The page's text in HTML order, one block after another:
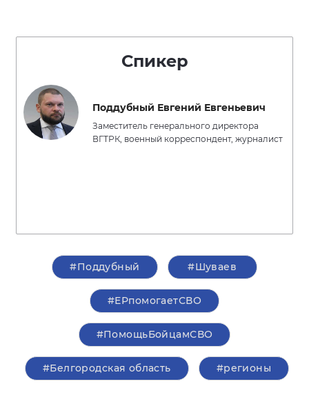
Спикер
Поддубный Евгений Евгеньевич
Заместитель генерального директора
ВГТРК, военный корреспондент, журналист
#Поддубный #Шуваев
#ЕРпомогаетСВО
#ПомощьБойцамСВО
#Белгородская область #регионы